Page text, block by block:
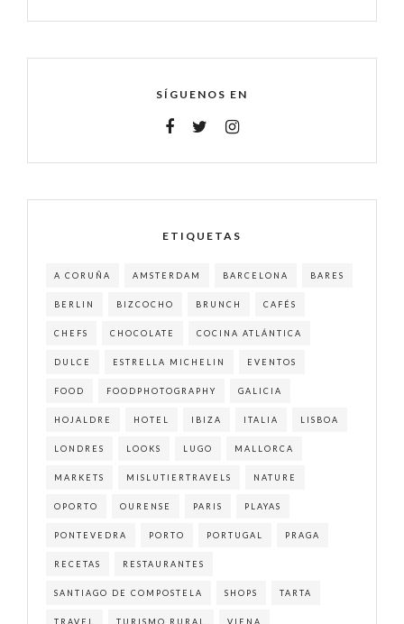
SÍGUENOS EN
ETIQUETAS
A CORUÑA AMSTERDAM BARCELONA BARES
BERLIN BIZCOCHO BRUNCH CAFÉS
CHEFS CHOCOLATE COCINA ATLÁNTICA
DULCE ESTRELLA MICHELIN EVENTOS
FOOD FOODPHOTOGRAPHY GALICIA
HOJALDRE HOTEL IBIZA ITALIA LISBOA
LONDRES LOOKS LUGO MALLORCA
MARKETS MISLUTIERTRAVELS NATURE
OPORTO OURENSE PARIS PLAYAS
PONTEVEDRA PORTO PORTUGAL PRAGA
RECETAS RESTAURANTES
SANTIAGO DE COMPOSTELA SHOPS TARTA
TRAVEL TURISMO RURAL VIENA